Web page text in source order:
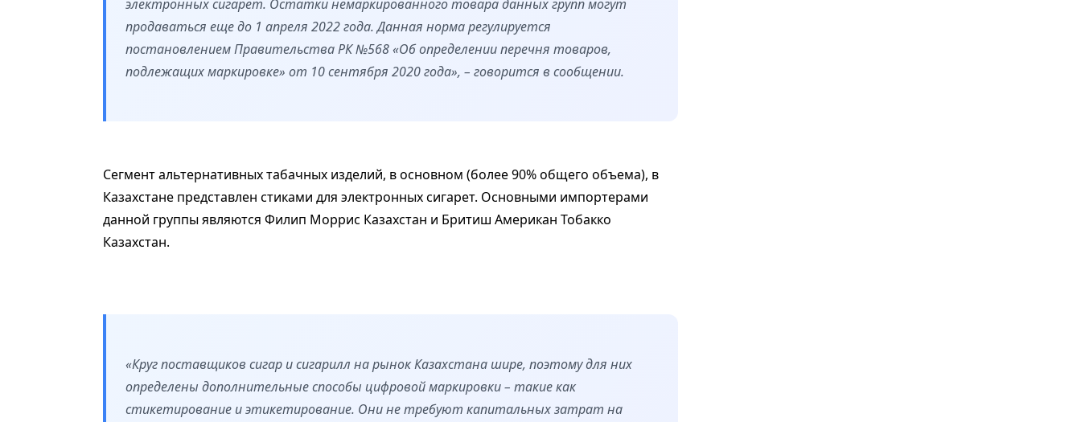
электронных сигарет. Остатки немаркированного товара данных групп могут
продаваться еще до 1 апреля 2022 года. Данная норма регулируется
постановлением Правительства РК №568 «Об определении перечня товаров,
подлежащих маркировке» от 10 сентября 2020 года», – говорится в сообщении.
Сегмент альтернативных табачных изделий, в основном (более 90% общего объема), в
Казахстане представлен стиками для электронных сигарет. Основными импортерами
данной группы являются Филип Моррис Казахстан и Бритиш Американ Тобакко
Казахстан.
«Круг поставщиков сигар и сигарилл на рынок Казахстана шире, поэтому для них
определены дополнительные способы цифровой маркировки – такие как
стикетирование и этикетирование. Они не требуют капитальных затрат на